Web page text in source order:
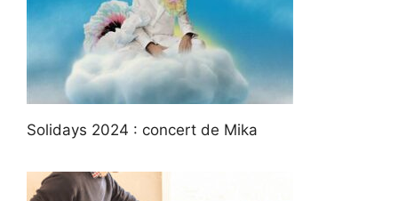
Solidays 2024 : concert de Mika